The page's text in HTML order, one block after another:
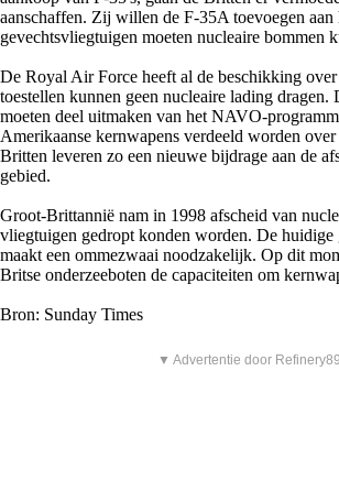
aanschaffen. Zij willen de F-35A toevoegen aan
gevechtsvliegtuigen moeten nucleaire bommen
De Royal Air Force heeft al de beschikking
toestellen kunnen geen nucleaire lading dragen.
moeten deel uitmaken van het NAVO-
Amerikaanse kernwapens verdeeld worden
Britten leveren zo een nieuwe bijdrage aan de
gebied.
Groot-Brittannië nam in 1998 afscheid van
vliegtuigen gedropt konden worden. De huidige
maakt een ommezwaai noodzakelijk. Op dit
Britse onderzeeboten de capaciteiten om
Bron: Sunday Times
▼ Advertentie door Refinery89